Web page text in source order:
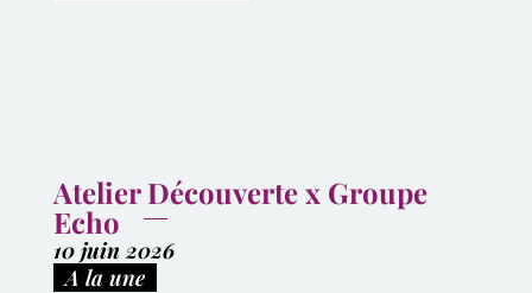
Atelier Découverte x Groupe
Echo
10 juin 2026
|A la une